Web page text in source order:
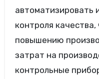
автоматизировать
контроля
повышению
затрат на
контрольные